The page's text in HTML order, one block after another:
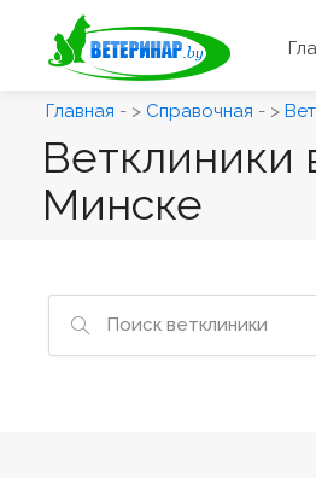
Главная - > Справочная - >
Ветклиники
Минске